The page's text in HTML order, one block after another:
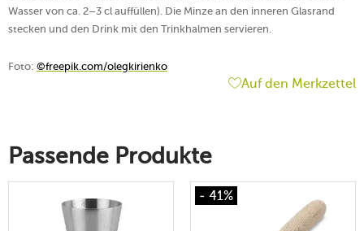
Wasser von ca. 2–3 cl auffüllen). Die Minze an den inneren Glasrand
stecken und den Drink mit den Trinkhalmen servieren.
Foto: ©freepik.com/olegkirienko
Auf den Merkzettel
Passende Produkte
- 41%